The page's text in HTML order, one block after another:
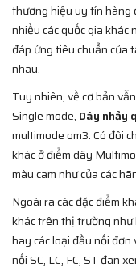
thương hiệu uy tín hàng
nhiều các quốc gia
đáp ứng tiêu chuẩn của
nhau.
Tuy nhiên, về cơ bản
Single mode, Dây nhảy
multimode om3. Có đôi
khác ở điểm dây
màu cam như của các
Ngoài ra các đặc điểm
khác trên thị trường như
hay các loại đầu nối
nối SC, LC, FC, ST đan